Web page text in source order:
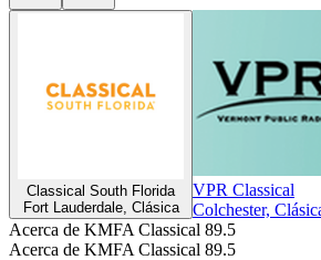
Classical South Florida
Fort Lauderdale, Clásica
VPR Classical
Colchester,
Acerca de KMFA Classical 89.5
Acerca de KMFA Classical 89.5